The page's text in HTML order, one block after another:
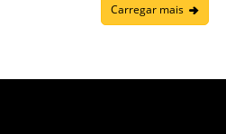
Carregar mais